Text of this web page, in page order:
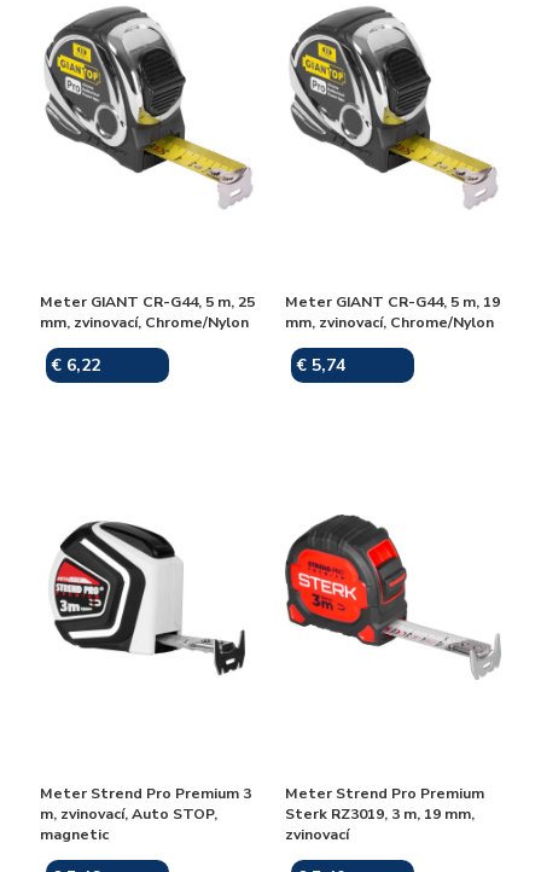
Meter GIANT CR-G44, 5 m, 25
mm, zvinovací, Chrome/Nylon
€ 6,22
Meter GIANT CR-G44, 5 m, 19
mm, zvinovací, Chrome/Nylon
€ 5,74
Meter Strend Pro Premium 3
m, zvinovací, Auto STOP,
magnetic
Meter Strend Pro Premium
Sterk RZ3019, 3 m, 19 mm,
zvinovací